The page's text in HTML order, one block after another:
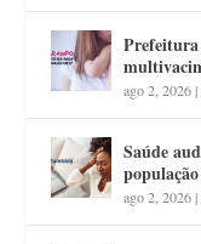
ago 2, 2026|
Saúde
ago 2, 2026|